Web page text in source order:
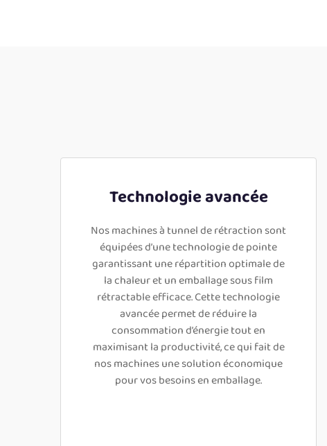
Technologie avancée
Nos machines à tunnel de rétraction sont
équipées d’une technologie de pointe
garantissant une répartition optimale de
la chaleur et un emballage sous film
rétractable efficace. Cette technologie
avancée permet de réduire la
consommation d’énergie tout en
maximisant la productivité, ce qui fait de
nos machines une solution économique
pour vos besoins en emballage.